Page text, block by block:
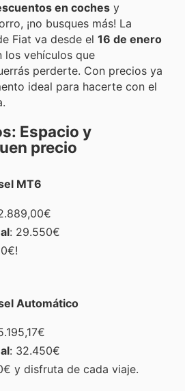
en coches y
¡no busques más! La
Fiat va desde el 16 de enero
los vehículos que
perderte. Con precios ya
ideal para hacerte con el
Espacio y
precio
MT6
: 29.550€
Automático
: 32.450€
y disfruta de cada viaje.